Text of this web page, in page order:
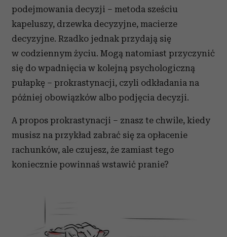
podejmowania decyzji – metoda sześciu
kapeluszy, drzewka decyzyjne, macierze
decyzyjne. Rzadko jednak przydają się
w codziennym życiu. Mogą natomiast przyczynić
się do wpadnięcia w kolejną psychologiczną
pułapkę – prokrastynacji, czyli odkładania na
później obowiązków albo podjęcia decyzji.
A propos prokrastynacji – znasz te chwile, kiedy
musisz na przykład zabrać się za opłacenie
rachunków, ale czujesz, że zamiast tego
koniecznie powinnaś wstawić pranie?